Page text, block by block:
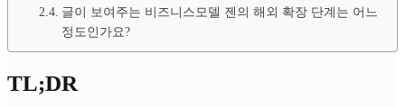
글이 보여주는 비즈니스모델 젠의 해외 확장 단계는 어느
정도인가요?
TL;DR